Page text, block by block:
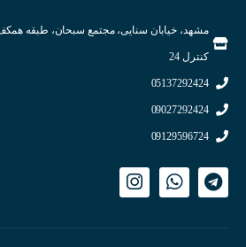
کنترل 24
05137292424
09027292424
09129596724